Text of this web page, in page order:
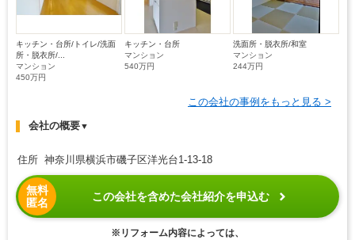
キッチン・台所/トイレ/洗面
所・脱衣所/...
マンション
450万円
キッチン・台所
マンション
540万円
洗面所・脱衣所/和室
マンション
244万円
この会社の事例をもっと見る >
会社の概要▼
住所 神奈川県横浜市磯子区洋光台1-13-18
無料
匿名
この会社を含めた会社紹介を申込む
※リフォーム内容によっては、